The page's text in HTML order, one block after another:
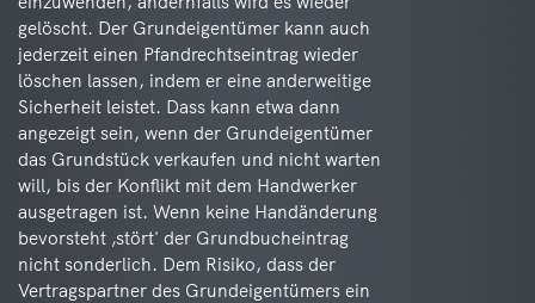
gelöscht. Der Grundeigentümer kann auch
jederzeit einen Pfandrechtseintrag wieder
löschen lassen, indem er eine anderweitige
Sicherheit leistet. Dass kann etwa dann
angezeigt sein, wenn der Grundeigentümer
das Grundstück verkaufen und nicht warten
will, bis der Konflikt mit dem Handwerker
ausgetragen ist. Wenn keine Handänderung
bevorsteht ‚stört' der Grundbucheintrag
nicht sonderlich. Dem Risiko, dass der
Vertragspartner des Grundeigentümers ein